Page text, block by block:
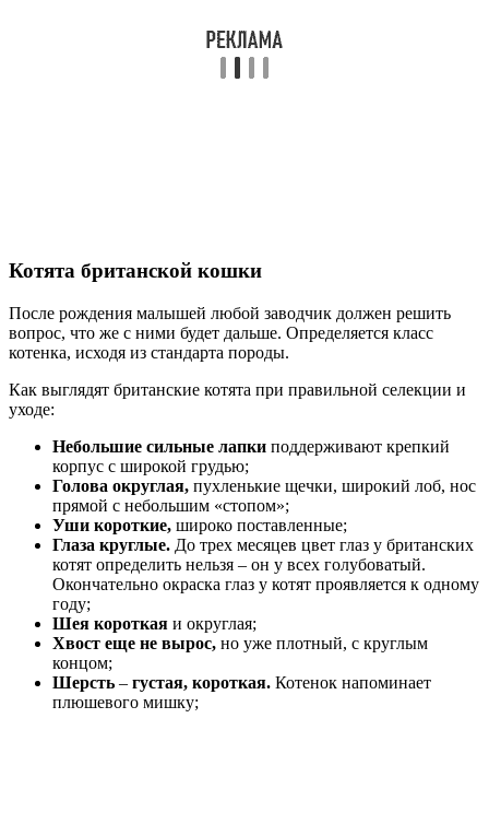
Котята британской кошки
После рождения малышей любой заводчик должен решить
вопрос, что же с ними будет дальше. Определяется класс
котенка, исходя из стандарта породы.
Как выглядят британские котята при правильной селекции и
уходе:
Небольшие сильные лапки поддерживают крепкий
корпус с широкой грудью;
Голова округлая, пухленькие щечки, широкий лоб, нос
прямой с небольшим «стопом»;
Уши короткие, широко поставленные;
Глаза круглые. До трех месяцев цвет глаз у британских
котят определить нельзя – он у всех голубоватый.
Окончательно окраска глаз у котят проявляется к одному
году;
Шея короткая и округлая;
Хвост еще не вырос, но уже плотный, с круглым
концом;
Шерсть – густая, короткая. Котенок напоминает
плюшевого мишку;